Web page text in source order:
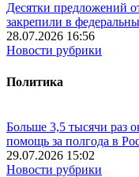
Десятки предложений
закрепили в
28.07.2026 16:56
Новости рубрики
Политика
Больше 3,5 тысячи раз
помощь за полгода в
29.07.2026 15:02
Новости рубрики